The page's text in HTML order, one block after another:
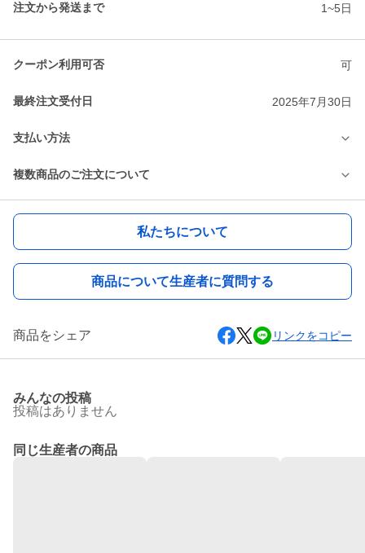
注文から発送まで 1~5日
クーポン利用可否 可
最終注文受付日 2025年7月30日
支払い方法
複数商品のご注文について
私たちについて
商品について生産者に質問する
商品をシェア リンクをコピー
みんなの投稿
投稿はありません
同じ生産者の商品